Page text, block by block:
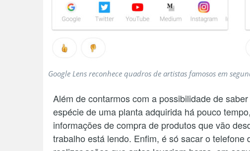
Google Lens reconhece quadros de artistas famosos em
Além de contarmos com a possibilidade de
espécie de uma planta adquirida há pouco
informações de compra de produtos que vão
trabalho está lendo. Enfim, é só sacar o